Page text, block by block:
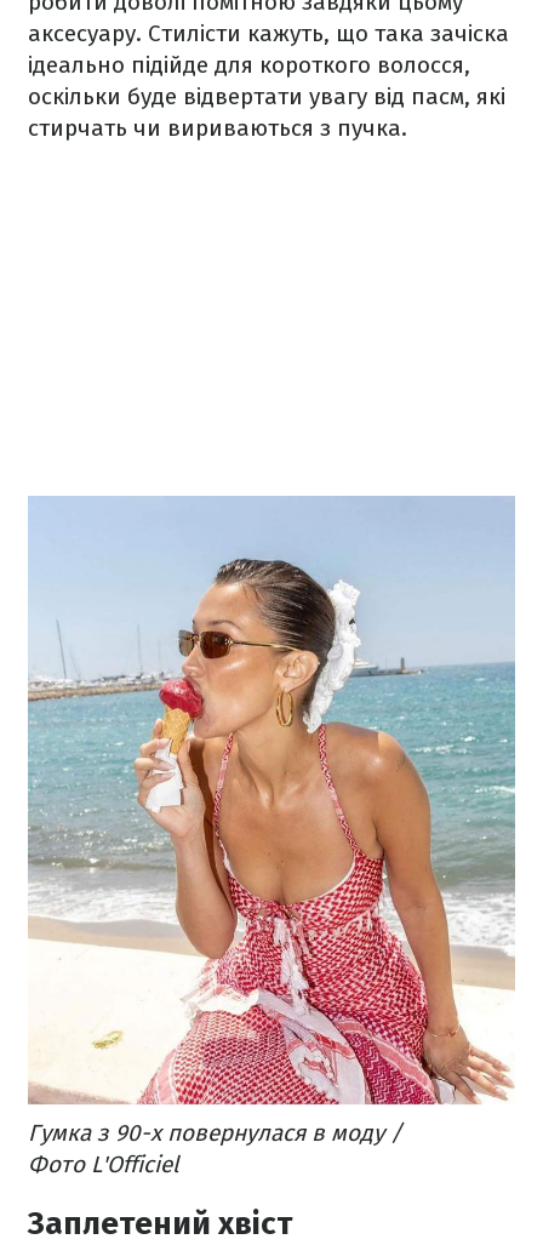
аксесуару. Стилісти кажуть, що така зачіска
ідеально підійде для короткого волосся,
оскільки буде відвертати увагу від пасм, які
стирчать чи вириваються з пучка.
Гумка з 90-х повернулася в моду /
Фото L'Officiel
Заплетений хвіст